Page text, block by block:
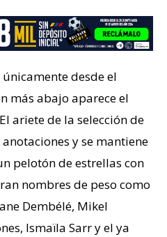
desde el
más abajo aparece el
ariete de la selección de
y se mantiene
pelotón de estrellas con
nombres de peso como
Dembélé, Mikel
Ismaïla Sarr y el ya